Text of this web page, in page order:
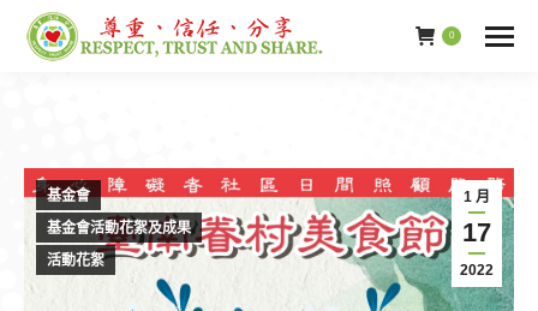
0
1 月
17
2022
基金會
基金會活動花絮及成果
活動花絮